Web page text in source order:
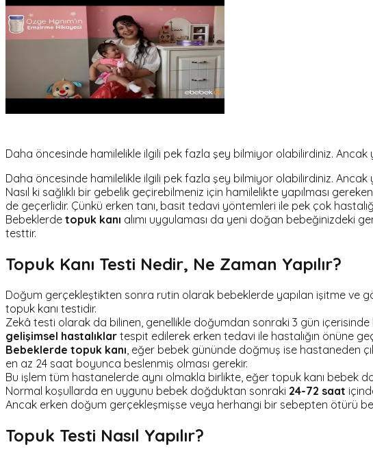
Daha öncesinde hamilelikle ilgili pek fazla şey bilmiyor olabilirdiniz. Ancak
Daha öncesinde hamilelikle ilgili pek fazla şey bilmiyor olabilirdiniz. Ancak
Nasıl ki sağlıklı bir gebelik geçirebilmeniz için hamilelikte yapılması
de geçerlidir. Çünkü erken tanı, basit tedavi yöntemleri ile pek çok
Bebeklerde topuk kanı alımı uygulaması da yeni doğan bebeğinizdeki
testtir.
Topuk Kanı Testi Nedir, Ne Zaman Yapılır?
Doğum gerçekleştikten sonra rutin olarak bebeklerde yapılan işitme ve
topuk kanı testidir.
Zekâ testi olarak da bilinen, genellikle doğumdan sonraki 3 gün
gelişimsel hastalıklar tespit edilerek erken tedavi ile hastalığın önüne
Bebeklerde topuk kanı , eğer bebek gününde doğmuş ise hastaneden
en az 24 saat boyunca beslenmiş olması gerekir.
Bu işlem tüm hastanelerde aynı olmakla birlikte, eğer topuk kanı bebek
Normal koşullarda en uygunu bebek doğduktan sonraki 24-72 saat
Ancak erken doğum gerçekleşmişse veya herhangi bir sebepten ötürü
Topuk Testi Nasıl Yapılır?